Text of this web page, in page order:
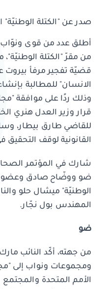
صدر عن "الكتلة الوطنيّة"
أطلق عدد من قوى ونوّاب
قضيّة تفجير مرفأ بيروت
الانسان" للمطالبة
وذلك ردًا على موافقة
قرار وزير العدل هنري
للقاضي طارق بيطار،
القانونية لوقف التحقيق
شارك في المؤتمر
ضو ووضّاح صادق وعضو
المهندس بول نجّار.
ضو
من جهته، أكّد النائب
ومجموعات ونواب إلى
الأمم المتحدة والمجتمع